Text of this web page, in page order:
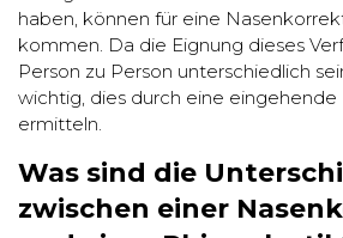
haben, können für eine
kommen. Da die Eignung dieses
Person zu Person unterschiedlich
wichtig, dies durch eine eingehende
ermitteln.
Was sind die
zwischen einer